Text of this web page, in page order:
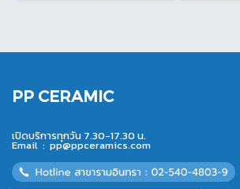
PP CERAMIC
เปิดบริการทุกวัน 7.30-17.30 น.
Email : pp@ppceramics.com